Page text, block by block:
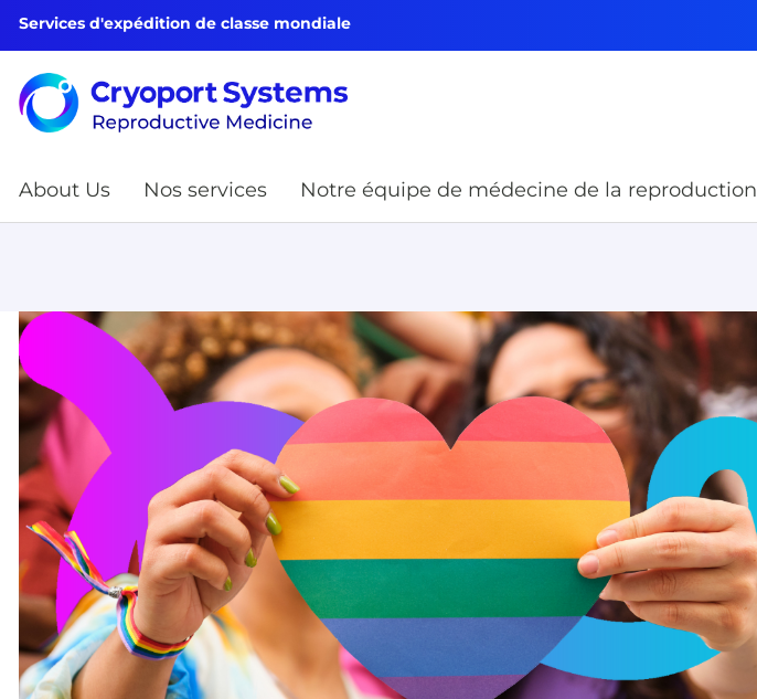
Services d'expédition de classe mondiale
About Us Nos services Notre équipe de médecine de la reproduction